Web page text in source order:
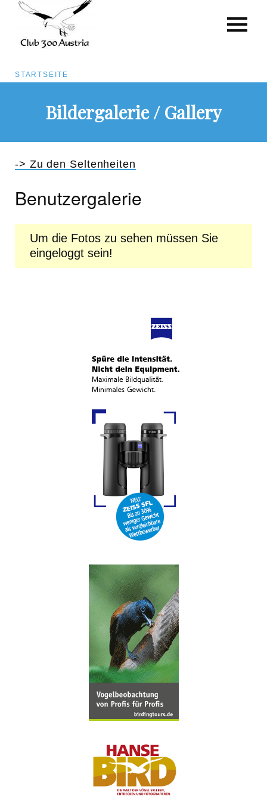
Inhalt
Pfadnavigation
STARTSEITE
Bildergalerie / Gallery
-> Zu den Seltenheiten
Benutzergalerie
Um die Fotos zu sehen müssen Sie
eingeloggt sein!